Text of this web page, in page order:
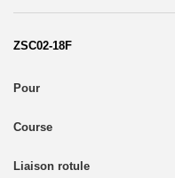
ZSC02-18F